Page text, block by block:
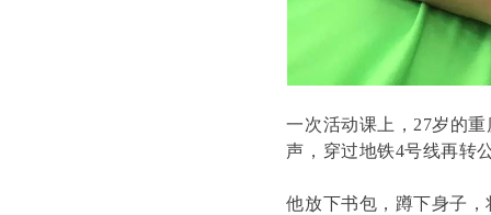
一次活动课上，27岁的
声，穿过地铁4号线再转
他放下书包，蹲下身子